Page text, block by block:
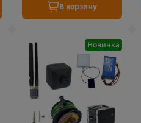
В корзину
Новинка